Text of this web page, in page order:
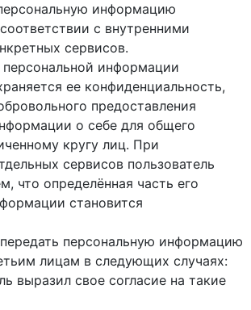
информацию
с внутренними
сервисов.
информации
ее конфиденциальность,
предоставления
о себе для общего
кругу лиц. При
сервисов пользователь
что определённая часть его
становится
персональную информацию
лицам в следующих случаях:
выразил свое согласие на такие